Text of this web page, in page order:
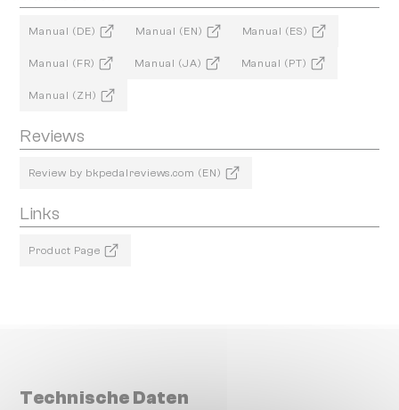
Manual (DE) Manual (EN) Manual (ES)
Manual (FR) Manual (JA) Manual (PT)
Manual (ZH)
Reviews
Review by bkpedalreviews.com (EN)
Links
Product Page
Technische Daten